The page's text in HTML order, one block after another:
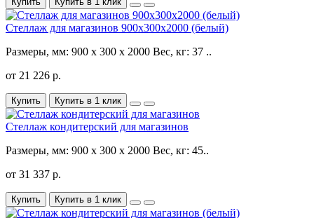
Стеллаж для магазинов 900x300x2000 (белый)
Размеры, мм: 900 x 300 x 2000 Вес, кг: 37 ..
от 21 226 р.
Купить Купить в 1 клик
Стеллаж кондитерский для магазинов
Размеры, мм: 900 x 300 x 2000 Вес, кг: 45..
от 31 337 р.
Купить Купить в 1 клик